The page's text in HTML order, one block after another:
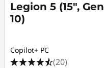
Legion 5 (15", Gen
10)
Copilot+ PC
(20)